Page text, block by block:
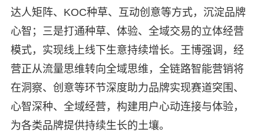
达人矩阵、KOC种草、互动创意等方式，沉淀品牌
心智；三是打通种草、体验、全域交易的立体经营
模式，实现线上线下生意持续增长。王博强调，经
营正从流量思维转向全域思维，全链路智能营销将
在洞察、创意等环节深度助力品牌实现赛道突围、
心智深种、全域经营，构建用户心动连接与体验，
为各类品牌提供持续生长的土壤。